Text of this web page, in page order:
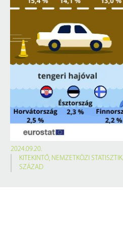
2024.09.20.
KITEKINTŐ, NEMZETKÖZI
SZÁZAD